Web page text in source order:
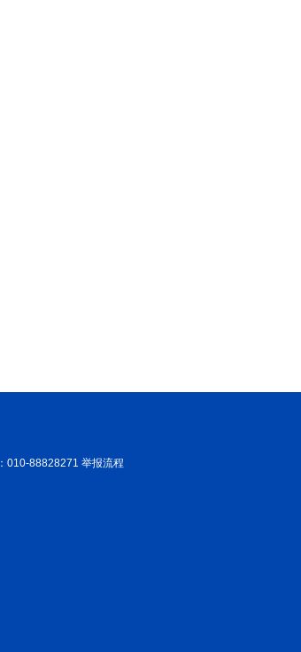
010-88828271 举报流程